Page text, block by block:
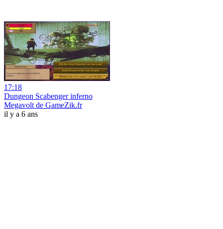
17:18
Dungeon Scabenger inferno
Megavolt de GameZik.fr
il y a 6 ans